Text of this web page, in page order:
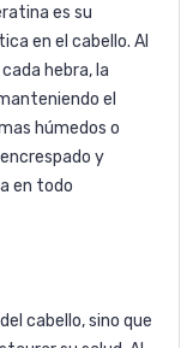
es su
en el cabello. Al
hebra, la
el
húmedos o
y
en todo
cabello, sino que